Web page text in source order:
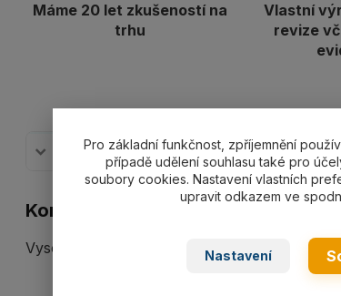
Máme 20 let zkušeností na
trhu
Vlastní
revize
Kompletní specifikace
Kompletní specifikace
Vysokopevnostní třmen SHG033-SHG55 s
Pro základní funkčnost, zpříjemnění
případě udělení souhlasu také pro
soubory cookies. Nastavení vlastních
upravit odkazem ve
Nastavení